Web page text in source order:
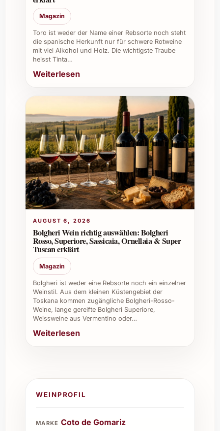
Lassen Sie sich vom einzigartigen
Geschmack des Coto de Gomariz Paxaradas
2023 verzaubern und gönnen Sie sich oder
Ihren Liebsten diesen außergewöhnlichen
Wein – perfekt für besondere Momente voller
Magazin
Toro ist weder der Name einer Rebsorte noch steht
die spanische Herkunft nur für schwere Rotweine
mit viel Alkohol und Holz. Die wichtigste Traube
heisst Tinta…
Weiterlesen
AUGUST 6, 2026
Bolgheri Wein richtig auswählen: Bolgheri
Rosso, Superiore, Sassicaia, Ornellaia & Super
Tuscan erklärt
Magazin
Bolgheri ist weder eine Rebsorte noch ein einzelner
Weinstil. Aus dem kleinen Küstengebiet der
Toskana kommen zugängliche Bolgheri-Rosso-
Weine, lange gereifte Bolgheri Superiore,
Weissweine aus Vermentino oder…
Weiterlesen
WEINPROFIL
MARKE Coto de Gomariz